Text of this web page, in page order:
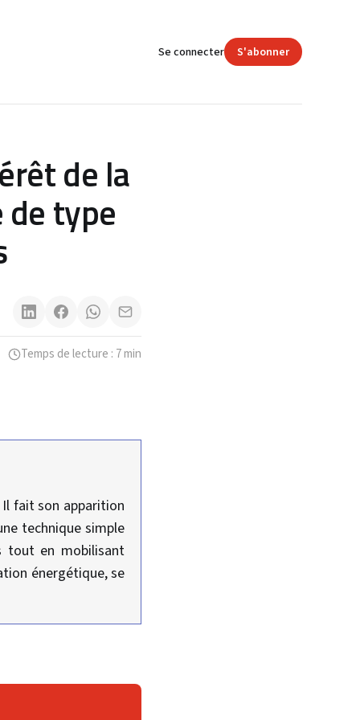
Se connecter S'abonner
de la
de type
Temps de lecture : 7 min
Il fait son apparition
technique simple
tout en mobilisant
énergétique, se